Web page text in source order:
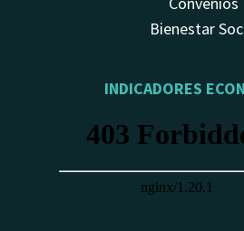
Bienestar
INDICADORES